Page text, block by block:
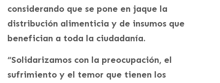
considerando que se pone en jaque la
distribución alimenticia y de insumos que
benefician a toda la ciudadanía.
“Solidarizamos con la preocupación, el
sufrimiento y el temor que tienen los